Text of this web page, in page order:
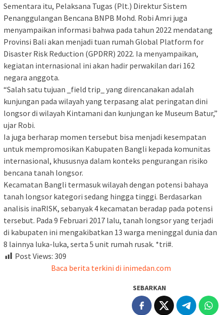
Sementara itu, Pelaksana Tugas (Plt.) Direktur Sistem
Penanggulangan Bencana BNPB Mohd. Robi Amri juga
menyampaikan informasi bahwa pada tahun 2022 mendatang
Provinsi Bali akan menjadi tuan rumah Global Platform for
Disaster Risk Reduction (GPDRR) 2022. Ia menyampaikan,
kegiatan internasional ini akan hadir perwakilan dari 162
negara anggota.
“Salah satu tujuan _field trip_ yang direncanakan adalah
kunjungan pada wilayah yang terpasang alat peringatan dini
longsor di wilayah Kintamani dan kunjungan ke Museum Batur,”
ujar Robi.
Ia juga berharap momen tersebut bisa menjadi kesempatan
untuk mempromosikan Kabupaten Bangli kepada komunitas
internasional, khususnya dalam konteks pengurangan risiko
bencana tanah longsor.
Kecamatan Bangli termasuk wilayah dengan potensi bahaya
tanah longsor kategori sedang hingga tinggi. Berdasarkan
analisis inaRISK, sebanyak 4 kecamatan beradap pada potensi
tersebut. Pada 9 Februari 2017 lalu, tanah longsor yang terjadi
di kabupaten ini mengakibatkan 13 warga meninggal dunia dan
8 lainnya luka-luka, serta 5 unit rumah rusak. *tri#.
Post Views: 309
Baca berita terkini di inimedan.com
SEBARKAN